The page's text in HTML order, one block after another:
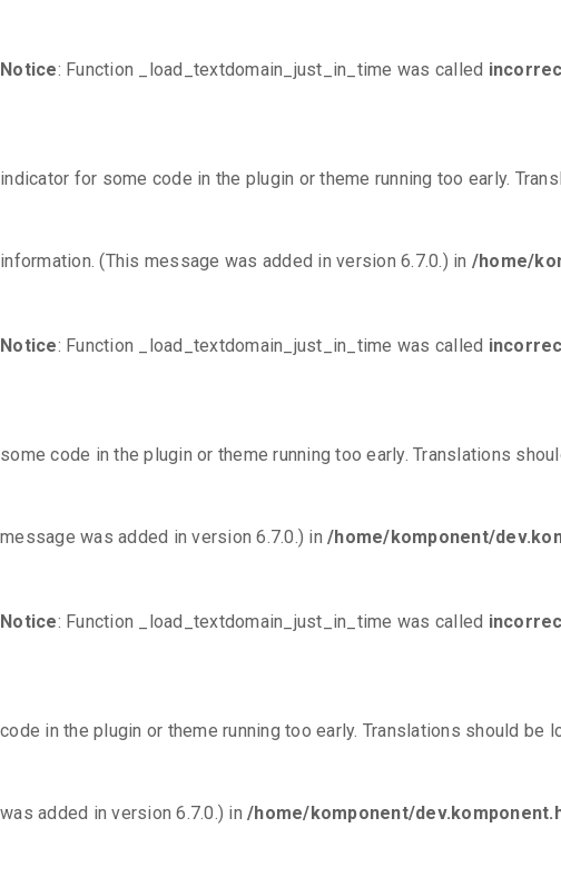
Notice: Function _load_textdomain_just_in_time was called
indicator for some code in the plugin or theme running too early.
information. (This message was added in version 6.7.0.) in /home/
Notice: Function _load_textdomain_just_in_time was called
some code in the plugin or theme running too early. Translations
message was added in version 6.7.0.) in /home/komponent/
Notice: Function _load_textdomain_just_in_time was called
code in the plugin or theme running too early. Translations should be
was added in version 6.7.0.) in /home/komponent/